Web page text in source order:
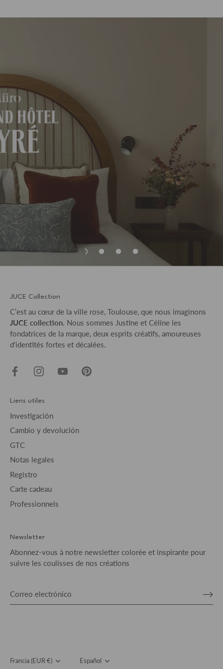
JUCE Collection
C’est au cœur de la ville rose, Toulouse, que nous imaginons
JUCE collection. Nous sommes Justine et Céline les
fondatrices de la marque, deux esprits créatifs, amoureuses
d'identités fortes et décalées.
Liens utiles
Investigación
Cambio y devolución
GTC
Notas legales
Registro
Carte cadeau
Professionnels
Newsletter
Abonnez-vous à notre newsletter colorée et inspirante pour
suivre les coulisses de nos créations
Moneda
Francia (EUR €) Idioma
Español